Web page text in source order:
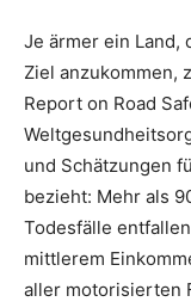
Je ärmer ein Land,
Ziel anzukommen,
Report on Road
und Schätzungen
bezieht: Mehr als
Todesfälle
mittlerem
aller motorisierten